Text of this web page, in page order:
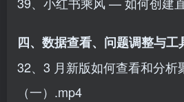
四、数据查看、问题调整与工
32、3 月新版如何查看和分析
（一）.mp4